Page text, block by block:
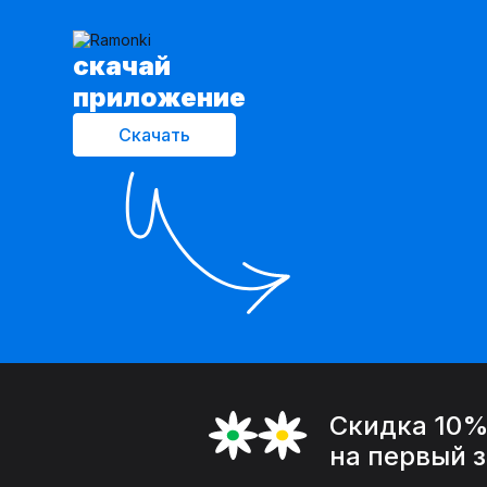
cкачай
приложение
Скачать
Скидка 10%
на первый